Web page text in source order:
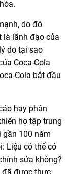
do đó
là lãnh đạo của
do tại sao
Coca-Cola
Cola bắt đầu
hay phân
họ tập trung
gần 100 năm
Liệu có thể có
sửa không?